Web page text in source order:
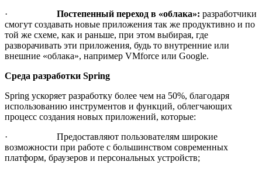
· Постепенный переход в «облака»: разработчики
смогут создавать новые приложения так же продуктивно и по
той же схеме, как и раньше, при этом выбирая, где
разворачивать эти приложения, будь то внутренние или
внешние «облака», например VMforce или Google.
Среда разработки Spring
Spring ускоряет разработку более чем на 50%, благодаря
использованию инструментов и функций, облегчающих
процесс создания новых приложений, которые:
· Предоставляют пользователям широкие
возможности при работе с большинством современных
платформ, браузеров и персональных устройств;